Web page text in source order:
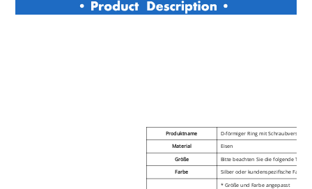
Produktname
D-förmiger Ring mit Schraubverschluss
Material
Eisen
Größe
Bitte beachten Sie die folgende Tabelle
Farbe
Silber oder kundenspezifische Farben
* Größe und Farbe angepasst